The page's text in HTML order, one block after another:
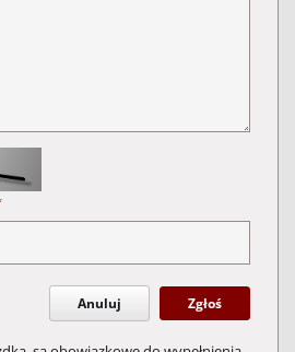
Anuluj Zgłoś